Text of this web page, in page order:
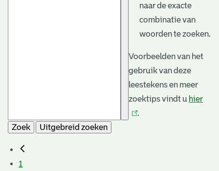
naar de exacte
combinatie van
woorden te zoeken.
Voorbeelden van het
gebruik van deze
leestekens en meer
zoektips vindt u hier
.
Zoek
Uitgebreid zoeken
1